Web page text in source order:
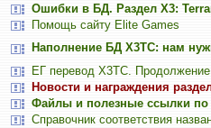
Ошибки в БД. Раздел X3:
Помощь сайту Elite Games
Наполнение БД X3TC: нам
ЕГ перевод Х3ТС. Продолжение
Новости и награждения
Файлы и полезные ссылки по
Справочник соответствия